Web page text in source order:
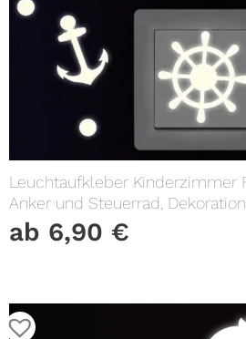
Leuchtaufkleber Kinderzimmer
Anker und Steuerrad,
ab 6,90 €